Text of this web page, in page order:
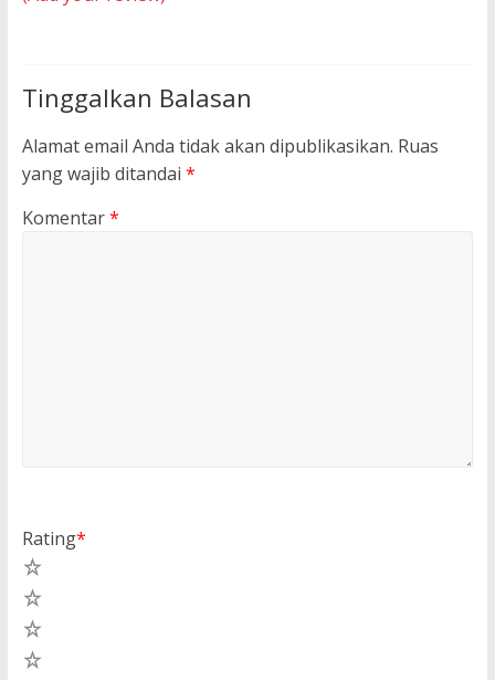
Tinggalkan Balasan
Alamat email Anda tidak akan dipublikasikan. Ruas
yang wajib ditandai *
Komentar*
Rating*